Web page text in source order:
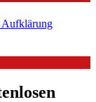
Aufklärung